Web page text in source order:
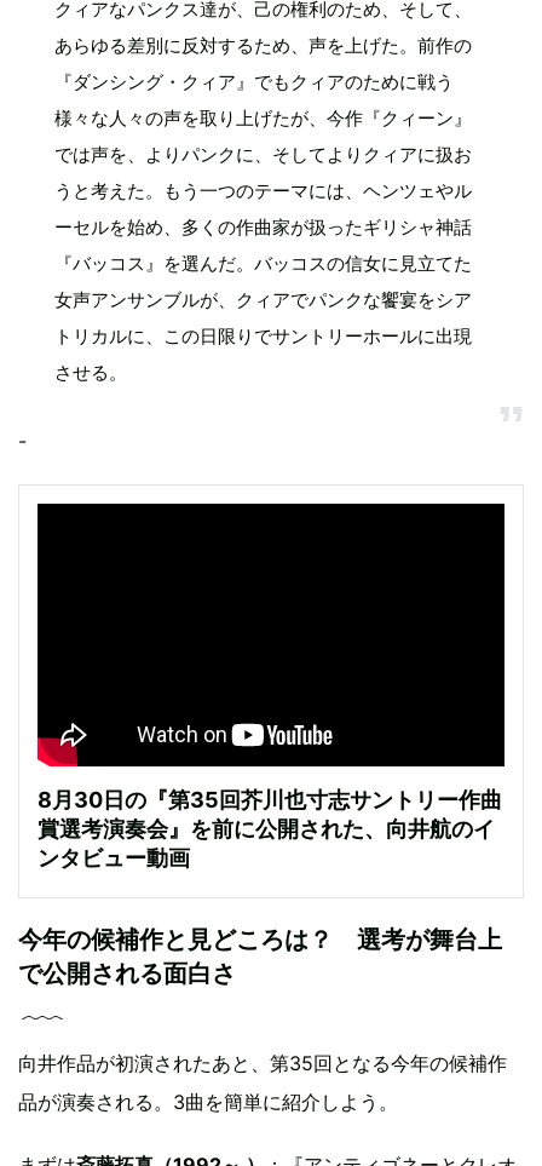
クィアなパンクス達が、己の権利のため、そして、
あらゆる差別に反対するため、声を上げた。前作の
『ダンシング・クィア』でもクィアのために戦う
様々な人々の声を取り上げたが、今作『クィーン』
では声を、よりパンクに、そしてよりクィアに扱お
うと考えた。もう一つのテーマには、ヘンツェやル
ーセルを始め、多くの作曲家が扱ったギリシャ神話
『バッコス』を選んだ。バッコスの信女に見立てた
女声アンサンブルが、クィアでパンクな饗宴をシア
トリカルに、この日限りでサントリーホールに出現
させる。
-
8月30日の『第35回芥川也寸志サントリー作曲
賞選考演奏会』を前に公開された、向井航のイ
ンタビュー動画
今年の候補作と見どころは？ 選考が舞台上
で公開される面白さ
向井作品が初演されたあと、第35回となる今年の候補作
品が演奏される。3曲を簡単に紹介しよう。